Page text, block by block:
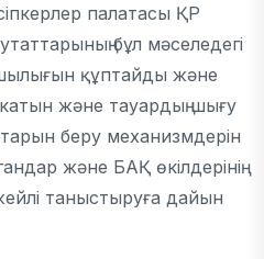
палатасы ҚР
бұл мәселедегі
құптайды және
және тауардың шығу
беру механизмдерін
және БАҚ өкілдерінің
таныстыруға дайын